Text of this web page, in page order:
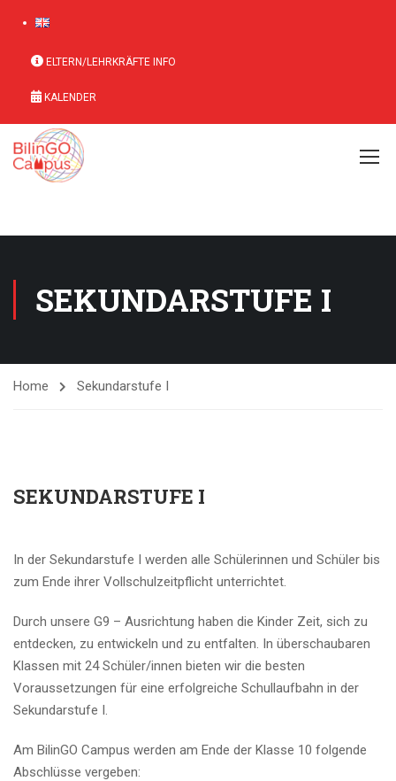
ELTERN/LEHRKRÄFTE INFO
KALENDER
SEKUNDARSTUFE I
Home Sekundarstufe I
SEKUNDARSTUFE I
In der Sekundarstufe I werden alle Schülerinnen und Schüler bis
zum Ende ihrer Vollschulzeitpflicht unterrichtet.
Durch unsere G9 – Ausrichtung haben die Kinder Zeit, sich zu
entdecken, zu entwickeln und zu entfalten. In überschaubaren
Klassen mit 24 Schüler/innen bieten wir die besten
Voraussetzungen für eine erfolgreiche Schullaufbahn in der
Sekundarstufe I.
Am BilinGO Campus werden am Ende der Klasse 10 folgende
Abschlüsse vergeben: